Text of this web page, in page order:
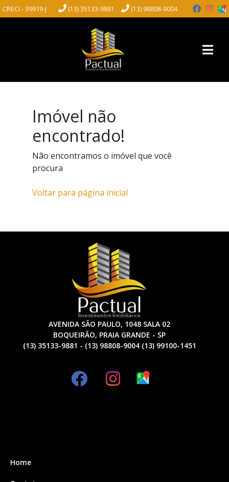
CRECI - 39919-J (13) 35133-9881 (13) 98808-9004
Imóvel não
encontrado!
Não encontramos o imóvel que você
procura
Voltar para página inicial
AVENIDA SÃO PAULO, 1048 SALA 02
BOQUEIRÃO, PRAIA GRANDE - SP
(13) 35133-9881 - (13) 98808-9004 (13) 99100-1451
Home